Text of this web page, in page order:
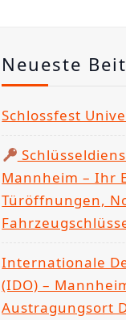
n
c
:
Neueste
Schlossfest
Mannheim – Ihr
Türöffnungen,
Internationale
(IDO) –
Austragungsort